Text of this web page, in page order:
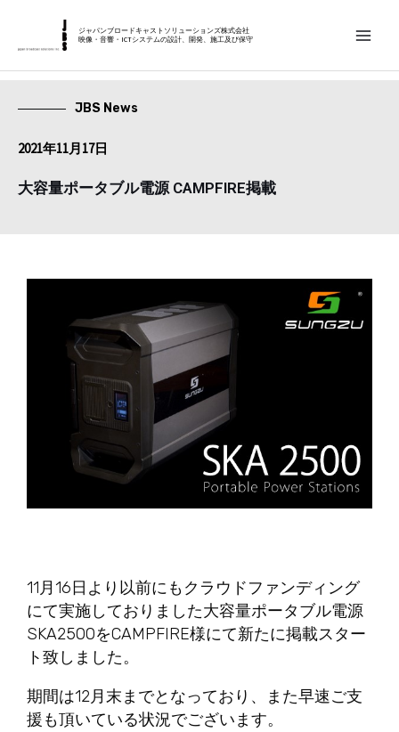
ジャパンブロードキャストソリューションズ株式会社
映像・音響・ICTシステムの設計、開発、施工及び保守
JBS News
2021年11月17日
大容量ポータブル電源 CAMPFIRE掲載
11月16日より以前にもクラウドファンディング
にて実施しておりました大容量ポータブル電源
SKA2500をCAMPFIRE様にて新たに掲載スター
ト致しました。
期間は12月末までとなっており、また早速ご支
援も頂いている状況でございます。